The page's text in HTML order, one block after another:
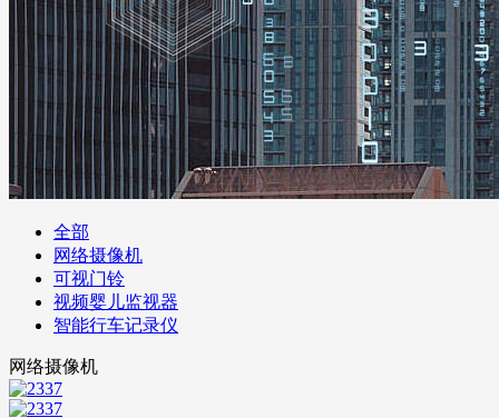
全部
网络摄像机
可视门铃
视频婴儿监视器
智能行车记录仪
网络摄像机